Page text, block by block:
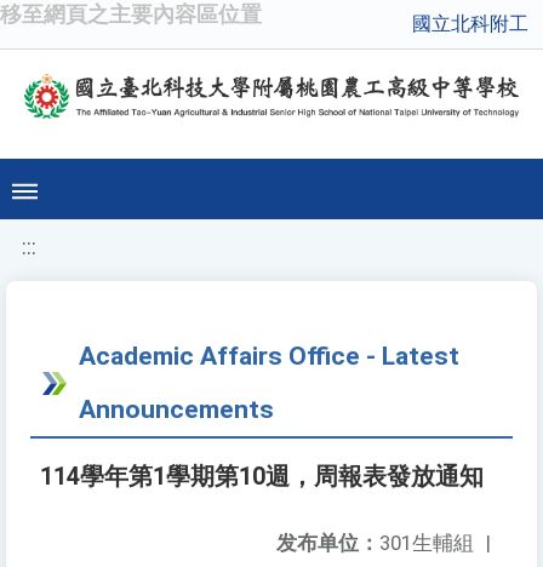
移至網頁之主要內容區位置 國立北科附工
:::
Academic Affairs Office - Latest
Announcements
114學年第1學期第10週，周報表發放通知
发布单位： 301生輔組 |